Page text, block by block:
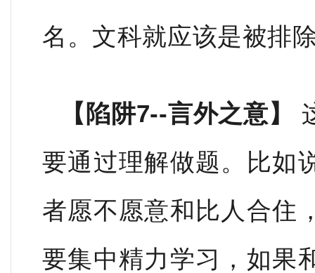
名。文科就应该是被排
【 陷阱7--言外之意】
要通过理解做题。比如
者愿不愿意和比人合住
要集中精力学习，如果